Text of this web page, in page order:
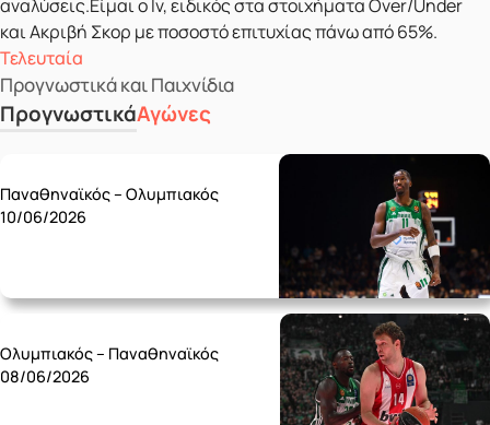
Τελευταία
Προγνωστικά και Παιχνίδια
ΠρογνωστικάΑγώνες
Παναθηναϊκός – Ολυμπιακός
10/06/2026
Ολυμπιακός – Παναθηναϊκός
08/06/2026
αναλύσεις.Είμαι ο lv, ειδικός στα στοιχήματα Over/Under
και Ακριβή Σκορ με ποσοστό επιτυχίας πάνω από 65%.